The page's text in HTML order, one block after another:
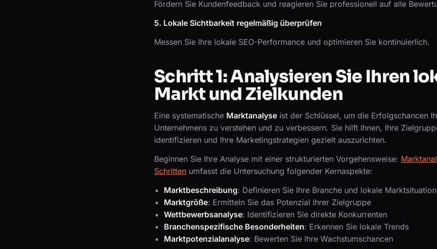
Fördern Sie Kundenfeedback und reagieren Sie professionell auf alle
5. Lokale Sichtbarkeit regelmäßig überprüfen
Messen Sie Ihre lokale SEO-Performance und optimieren Sie kontinuierlich.
Schritt 1: Analysieren Sie Ihren
Markt und Zielkunden
Eine systematische Marktanalyse ist der Schlüssel, um die Erfolgschancen
Unternehmens zu verstehen und zu verbessern. Sie hilft Ihnen, Ihre
identifizieren und Ihre Marketingstrategien gezielt auszurichten.
Beginnen Sie Ihre Analyse mit einer strukturierten Vorgehensweise:
Schritten umfasst die Untersuchung folgender Kernaspekte:
Marktbeschreibung: Definieren Sie Ihre Branche und lokale Marktsituation
Marktgröße: Ermitteln Sie das Potenzial Ihrer Zielgruppe
Wettbewerbsanalyse: Identifizieren Sie direkte Konkurrenten
Branchenspezifische Besonderheiten: Erkennen Sie lokale Trends
Marktpotenzialanalyse: Bewerten Sie Ihre Wachstumschancen